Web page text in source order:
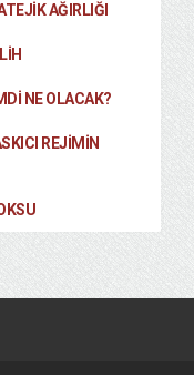
AĞIRLIĞI
NE OLACAK?
REJIMIN